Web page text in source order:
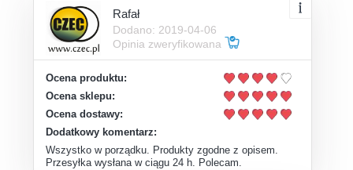
Rafał
Dodano: 2019-04-06
Opinia zweryfikowana
Ocena produktu:
Ocena sklepu:
Ocena dostawy:
Dodatkowy komentarz:
Wszystko w porządku. Produkty zgodne z opisem.
Przesyłka wysłana w ciągu 24 h. Polecam.